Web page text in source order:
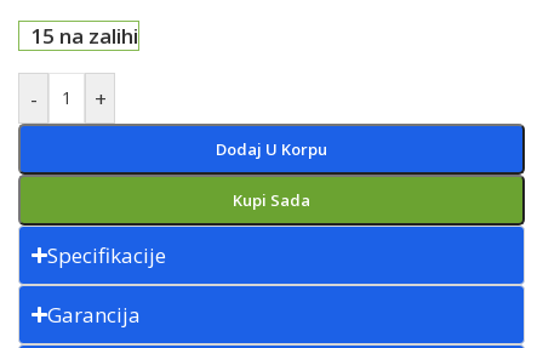
15 na zalihi
- +
Dodaj U Korpu
Kupi Sada
Specifikacije
Garancija